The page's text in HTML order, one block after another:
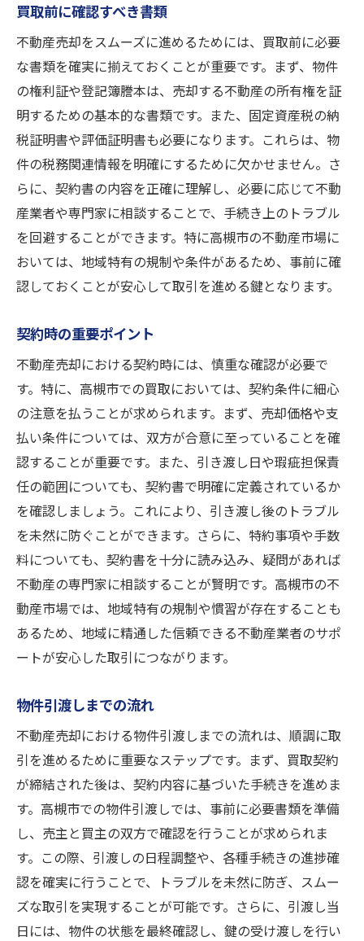
買取前に確認すべき書類
不動産売却をスムーズに進めるためには、買取前に必要
な書類を確実に揃えておくことが重要です。まず、物件
の権利証や登記簿謄本は、売却する不動産の所有権を証
明するための基本的な書類です。また、固定資産税の納
税証明書や評価証明書も必要になります。これらは、物
件の税務関連情報を明確にするために欠かせません。さ
らに、契約書の内容を正確に理解し、必要に応じて不動
産業者や専門家に相談することで、手続き上のトラブル
を回避することができます。特に高槻市の不動産市場に
おいては、地域特有の規制や条件があるため、事前に確
認しておくことが安心して取引を進める鍵となります。
契約時の重要ポイント
不動産売却における契約時には、慎重な確認が必要で
す。特に、高槻市での買取においては、契約条件に細心
の注意を払うことが求められます。まず、売却価格や支
払い条件については、双方が合意に至っていることを確
認することが重要です。また、引き渡し日や瑕疵担保責
任の範囲についても、契約書で明確に定義されているか
を確認しましょう。これにより、引き渡し後のトラブル
を未然に防ぐことができます。さらに、特約事項や手数
料についても、契約書を十分に読み込み、疑問があれば
不動産の専門家に相談することが賢明です。高槻市の不
動産市場では、地域特有の規制や慣習が存在することも
あるため、地域に精通した信頼できる不動産業者のサポ
ートが安心した取引につながります。
物件引渡しまでの流れ
不動産売却における物件引渡しまでの流れは、順調に取
引を進めるために重要なステップです。まず、買取契約
が締結された後は、契約内容に基づいた手続きを進めま
す。高槻市での物件引渡しでは、事前に必要書類を準備
し、売主と買主の双方で確認を行うことが求められま
す。この際、引渡しの日程調整や、各種手続きの進捗確
認を確実に行うことで、トラブルを未然に防ぎ、スムー
ズな取引を実現することが可能です。さらに、引渡し当
日には、物件の状態を最終確認し、鍵の受け渡しを行い